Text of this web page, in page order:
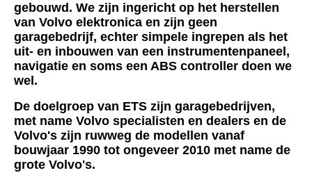
gebouwd. We zijn ingericht op het herstellen
van Volvo elektronica en zijn geen
garagebedrijf, echter simpele ingrepen als het
uit- en inbouwen van een instrumentenpaneel,
navigatie en soms een ABS controller doen we
wel.
De doelgroep van ETS zijn garagebedrijven,
met name Volvo specialisten en dealers en de
Volvo's zijn ruwweg de modellen vanaf
bouwjaar 1990 tot ongeveer 2010 met name de
grote Volvo's.